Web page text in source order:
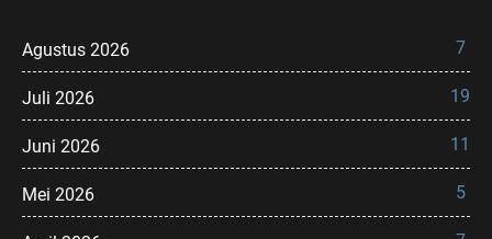
Agustus 2026 7
Juli 2026 19
Juni 2026 11
Mei 2026 5